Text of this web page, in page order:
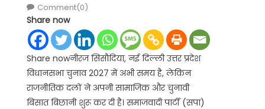
Comment(0)
Share now
Share nowनीरज सिसौदिया, नई दिल्ली उत्तर प्रदेश
विधानसभा चुनाव 2027 में अभी समय है, लेकिन
राजनीतिक दलों ने अपनी सामाजिक और चुनावी
बिसात बिछानी शुरू कर दी है। समाजवादी पार्टी (सपा)